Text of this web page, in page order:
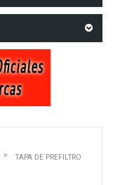
TAPA DE PREFILTRO